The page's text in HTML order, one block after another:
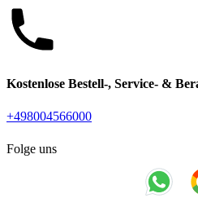
Kostenlose Bestell-, Service- &
+498004566000
Folge uns